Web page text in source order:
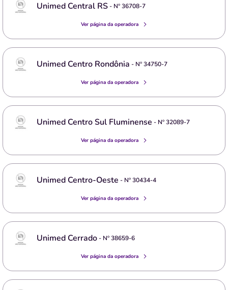
Unimed Central RS- Nº36708-7
Ver página da operadora
Unimed Centro Rondônia - Nº34750-7
Ver página da operadora
Unimed Centro Sul Fluminense - Nº32089-7
Ver página da operadora
Unimed Centro-Oeste - Nº30434-4
Ver página da operadora
Unimed Cerrado- Nº38659-6
Ver página da operadora